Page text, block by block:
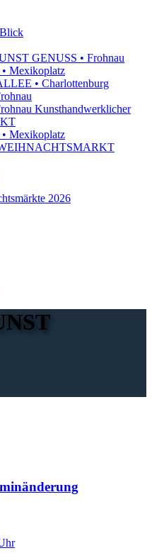
GENUSS • Frohnau
Mexikoplatz
• Charlottenburg
Kunsthandwerklicher
Mexikoplatz
2026